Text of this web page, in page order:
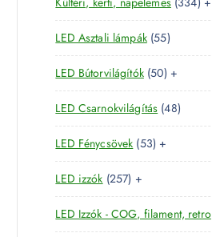
k
é
k
r
m
é
k
t
e
r
m
é
k
3
t
r
é
LED Asztali lámpák 555
5
t
e
r
m
k
LED Bútorvilágítók 505
0
t
e
r
m
k
+
LED Csarnokvilágítás 484
8
e
m
é
LED Fénycsövek 535
3
e
r
+
LED izzók 2572
5
7
t
+
LED Izzók - COG, filament, retro